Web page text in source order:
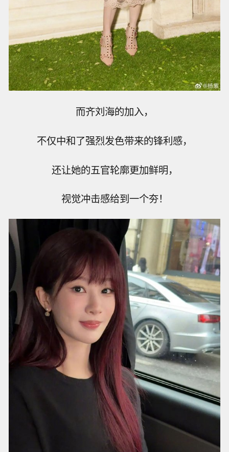
而齐刘海的加入，
不仅中和了强烈发色带来的锋利感，
还让她的五官轮廓更加鲜明，
视觉冲击感给到一个夯！